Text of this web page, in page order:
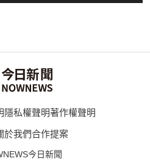
隱私權聲明著作權聲明
於我們合作提案
今日新聞